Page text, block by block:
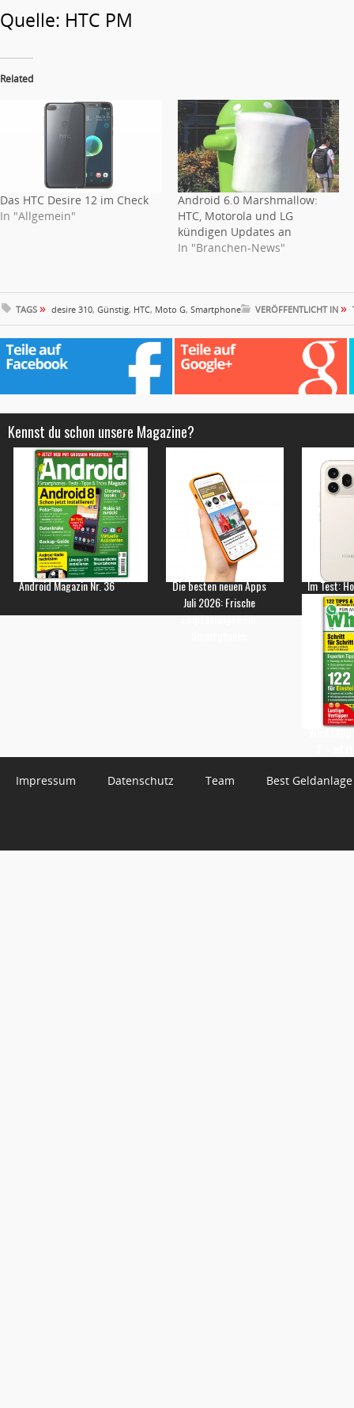
Quelle: HTC PM
Related
Das HTC Desire 12 im Check
In "Allgemein"
Android 6.0 Marshmallow:
HTC, Motorola und LG
kündigen Updates an
In "Branchen-News"
TAGS » desire 310, Günstig, HTC, Moto G, Smartphone VERÖFFENTLICHT IN »
Kennst du schon unsere Magazine?
Android Magazin Nr. 36
Die besten neuen Apps
Juli 2026: Frische
Empfehlungen für
Im Test:
Impressum Datenschutz Team Best Geldanlage